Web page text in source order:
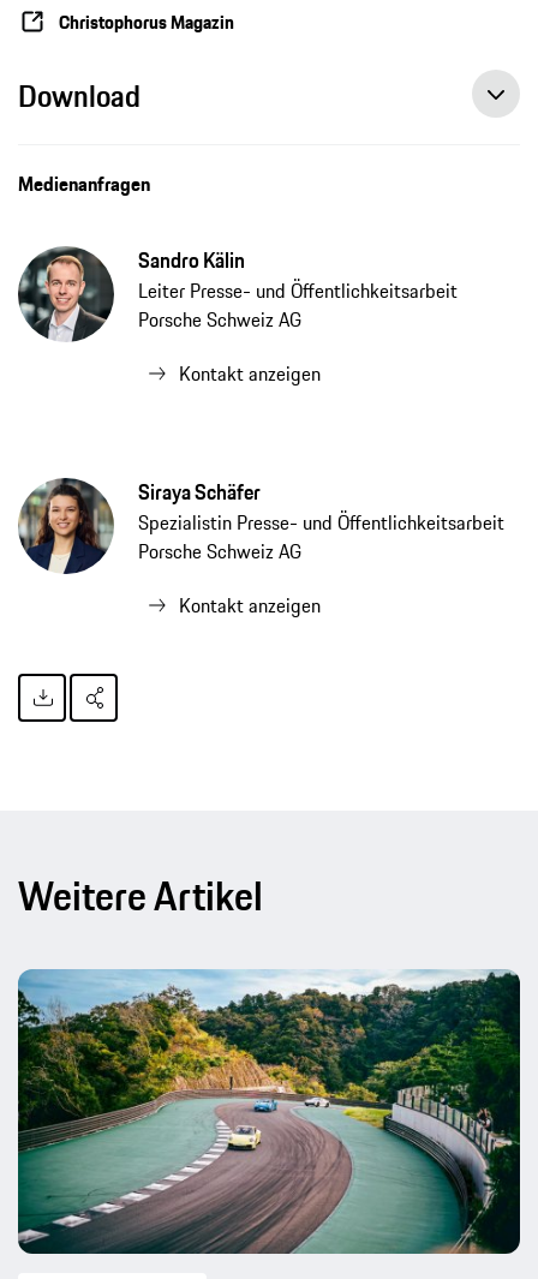
Christophorus Magazin
Download
Medienanfragen
Sandro Kälin
Leiter Presse- und Öffentlichkeitsarbeit
Porsche Schweiz AG
Kontakt anzeigen
Siraya Schäfer
Spezialistin Presse- und Öffentlichkeitsarbeit
Porsche Schweiz AG
Kontakt anzeigen
Weitere Artikel